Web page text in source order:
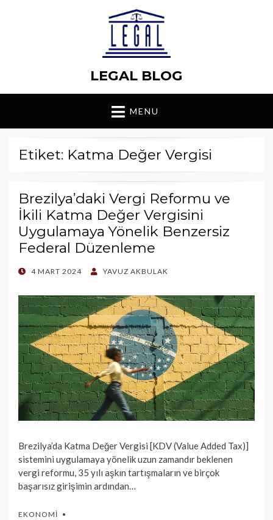
LEGAL BLOG
MENU
Etiket: Katma Değer Vergisi
Brezilya’daki Vergi Reformu ve
İkili Katma Değer Vergisini
Uygulamaya Yönelik Benzersiz
Federal Düzenleme
POSTED
4 MART 2024 YAVUZ AKBULAK
Brezilya’da Katma Değer Vergisi [KDV (Value Added Tax)]
sistemini uygulamaya yönelik uzun zamandır beklenen
vergi reformu, 35 yılı aşkın tartışmaların ve birçok
başarısız girişimin ardından…
EKONOMI